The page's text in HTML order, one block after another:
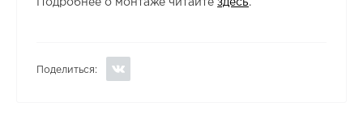
Подробнее о монтаже читайтездесь.
Поделиться: